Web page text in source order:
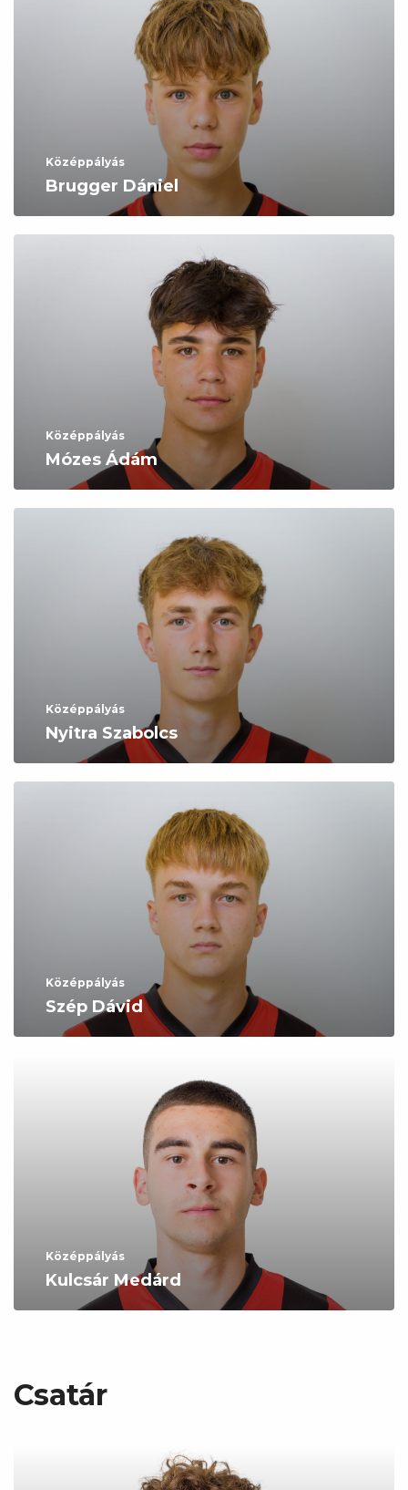
Középpályás
Brugger Dániel
Középpályás
Mózes Ádám
Középpályás
Nyitra Szabolcs
Középpályás
Szép Dávid
Középpályás
Kulcsár Medárd
Csatár